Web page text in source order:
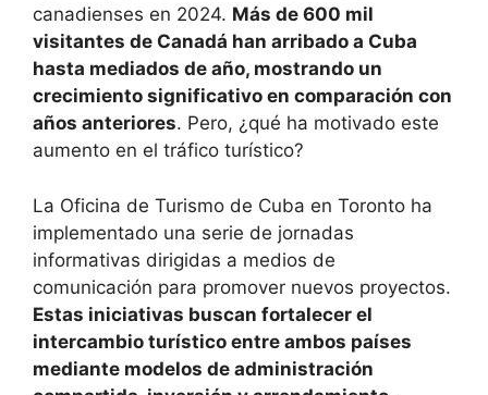
canadienses en 2024. Más de 600 mil
visitantes de Canadá han arribado a Cuba
hasta mediados de año, mostrando un
crecimiento significativo en comparación con
años anteriores. Pero, ¿qué ha motivado este
aumento en el tráfico turístico?
La Oficina de Turismo de Cuba en Toronto ha
implementado una serie de jornadas
informativas dirigidas a medios de
comunicación para promover nuevos proyectos.
Estas iniciativas buscan fortalecer el
intercambio turístico entre ambos países
mediante modelos de administración